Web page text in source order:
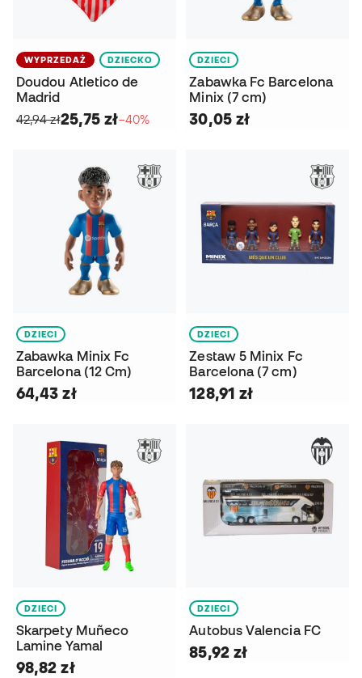
WYPRZEDAŻ DZIECKO
Doudou Atletico de
Madrid
42,94 zł25,75 zł−40%
DZIECI
Zabawka Fc Barcelona
Minix (7 cm)
30,05 zł
DZIECI
Zabawka Minix Fc
Barcelona (12 Cm)
64,43 zł
DZIECI
Zestaw 5 Minix Fc
Barcelona (7 cm)
128,91 zł
DZIECI
Skarpety Muñeco
Lamine Yamal
98,82 zł
DZIECI
Autobus Valencia FC
85,92 zł